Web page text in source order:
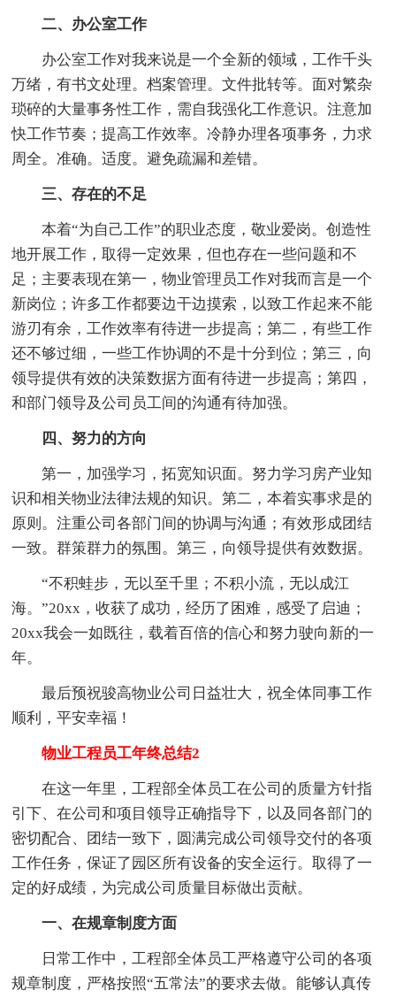
二、办公室工作
办公室工作对我来说是一个全新的领域，工作千头
万绪，有书文处理。档案管理。文件批转等。面对繁杂
琐碎的大量事务性工作，需自我强化工作意识。注意加
快工作节奏；提高工作效率。冷静办理各项事务，力求
周全。准确。适度。避免疏漏和差错。
三、存在的不足
本着“为自己工作”的职业态度，敬业爱岗。创造性
地开展工作，取得一定效果，但也存在一些问题和不
足；主要表现在第一，物业管理员工作对我而言是一个
新岗位；许多工作都要边干边摸索，以致工作起来不能
游刃有余，工作效率有待进一步提高；第二，有些工作
还不够过细，一些工作协调的不是十分到位；第三，向
领导提供有效的决策数据方面有待进一步提高；第四，
和部门领导及公司员工间的沟通有待加强。
四、努力的方向
第一，加强学习，拓宽知识面。努力学习房产业知
识和相关物业法律法规的知识。第二，本着实事求是的
原则。注重公司各部门间的协调与沟通；有效形成团结
一致。群策群力的氛围。第三，向领导提供有效数据。
“不积蛙步，无以至千里；不积小流，无以成江
海。”20xx，收获了成功，经历了困难，感受了启迪；
20xx我会一如既往，载着百倍的信心和努力驶向新的一
年。
最后预祝骏高物业公司日益壮大，祝全体同事工作
顺利，平安幸福！
物业工程员工年终总结2
在这一年里，工程部全体员工在公司的质量方针指
引下、在公司和项目领导正确指导下，以及同各部门的
密切配合、团结一致下，圆满完成公司领导交付的各项
工作任务，保证了园区所有设备的安全运行。取得了一
定的好成绩，为完成公司质量目标做出贡献。
一、在规章制度方面
日常工作中，工程部全体员工严格遵守公司的各项
规章制度，严格按照“五常法”的要求去做。能够认真传